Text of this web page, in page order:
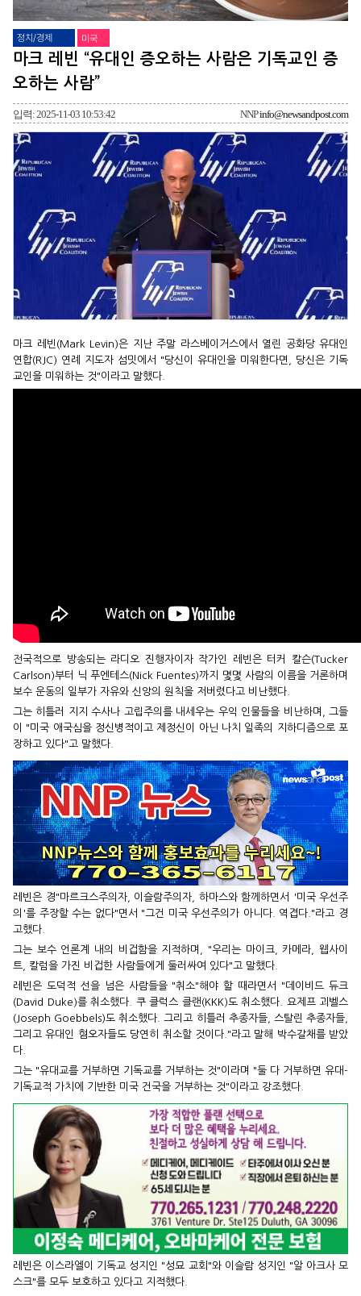
정치/경제 미국
마크 레빈 “유대인 증오하는 사람은 기독교인 증
오하는 사람”
입력: 2025-11-03 10:53:42 NNPinfo@newsandpost.com
마크 레빈(Mark Levin)은 지난 주말 라스베이거스에서 열린 공화당 유대인
연합(RJC) 연례 지도자 섬밋에서 "당신이 유대인을 미워한다면, 당신은 기독
교인을 미워하는 것"이라고 말했다.
전국적으로 방송되는 라디오 진행자이자 작가인 레빈은 터커 칼슨(Tucker
Carlson)부터 닉 푸엔테스(Nick Fuentes)까지 몇몇 사람의 이름을 거론하며
보수 운동의 일부가 자유와 신앙의 원칙을 저버렸다고 비난했다.
그는 히틀러 지지 수사나 고립주의를 내세우는 우익 인물들을 비난하며, 그들
이 "미국 애국심을 정신병적이고 제정신이 아닌 나치 일족의 지하디즘으로 포
장하고 있다"고 말했다.
레빈은 경"마르크스주의자, 이슬람주의자, 하마스와 함께하면서 '미국 우선주
의'를 주장할 수는 없다"면서 "그건 미국 우선주의가 아니다. 역겹다."라고 경
고했다.
그는 보수 언론계 내의 비겁함을 지적하며, "우리는 마이크, 카메라, 웹사이
트, 칼럼을 가진 비겁한 사람들에게 둘러싸여 있다"고 말했다.
레빈은 도덕적 선을 넘은 사람들을 "취소"해야 할 때라면서 "데이비드 듀크
(David Duke)를 취소했다. 쿠 클럭스 클랜(KKK)도 취소했다. 요제프 괴벨스
(Joseph Goebbels)도 취소했다. 그리고 히틀러 추종자들, 스탈린 추종자들,
그리고 유대인 혐오자들도 당연히 취소할 것이다."라고 말해 박수갈채를 받았
다.
그는 "유대교를 거부하면 기독교를 거부하는 것"이라며 "둘 다 거부하면 유대-
기독교적 가치에 기반한 미국 건국을 거부하는 것"이라고 강조했다.
레빈은 이스라엘이 기독교 성지인 "성묘 교회"와 이슬람 성지인 "알 아크사 모
스크"를 모두 보호하고 있다고 지적했다.